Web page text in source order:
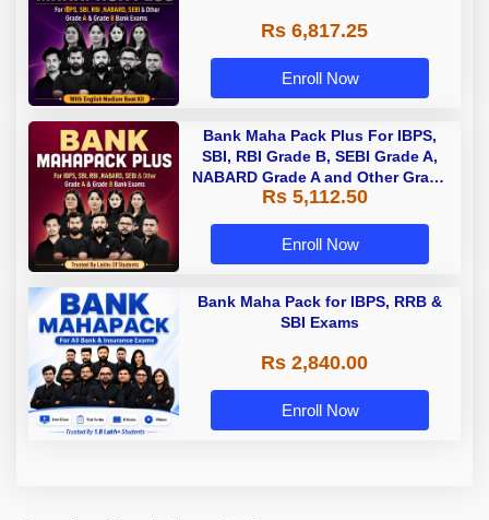
Rs 6,817.25
Enroll Now
Bank Maha Pack Plus For IBPS,
SBI, RBI Grade B, SEBI Grade A,
NABARD Grade A and Other Grade
A & Grade B Bank Exams
Rs 5,112.50
Enroll Now
Bank Maha Pack for IBPS, RRB &
SBI Exams
Rs 2,840.00
Enroll Now